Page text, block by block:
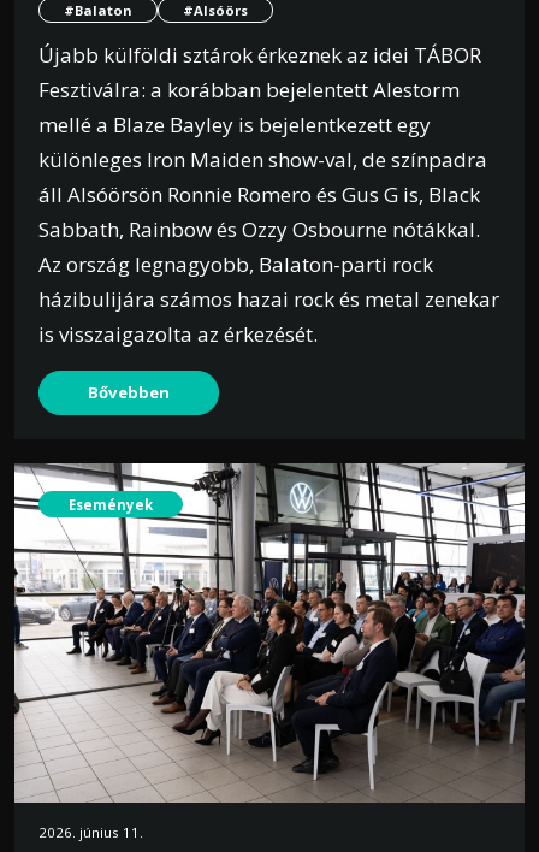
#Balaton #Alsóörs
Újabb külföldi sztárok érkeznek az idei TÁBOR
Fesztiválra: a korábban bejelentett Alestorm
mellé a Blaze Bayley is bejelentkezett egy
különleges Iron Maiden show-val, de színpadra
áll Alsóörsön Ronnie Romero és Gus G is, Black
Sabbath, Rainbow és Ozzy Osbourne nótákkal.
Az ország legnagyobb, Balaton-parti rock
házibulijára számos hazai rock és metal zenekar
is visszaigazolta az érkezését.
Bővebben
Események
2026. június 11.